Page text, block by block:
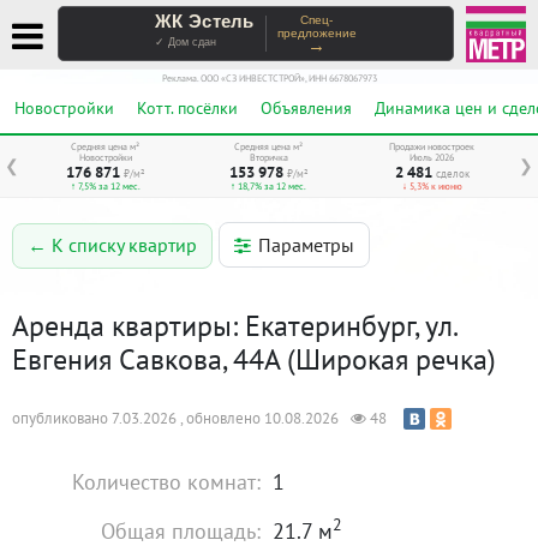
ЖК Эстель
✓ Дом сдан
Спец-
предложение
→
Реклама. ООО «СЗ ИНВЕСТСТРОЙ», ИНН 6678067973
Новостройки Котт. посёлки Объявления Динамика цен и
❮ ❯
Средняя цена м²
Новостройки
176 871 ₽/м²
↑ 7,5% за 12 мес.
Средняя цена м²
Вторичка
153 978 ₽/м²
↑ 18,7% за 12 мес.
Продажи новостроек
Июль 2026
2 481 сделок
↓ 5,3% к июню
← К списку квартир Параметры
Аренда квартиры: Екатеринбург, ул.
Евгения Савкова, 44А (Широкая речка)
опубликовано 7.03.2026 , обновлено 10.08.2026 48
Количество комнат: 1
Общая площадь: 21.7 м2